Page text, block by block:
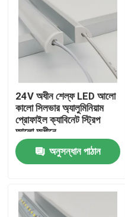
24V অধীন শেল্ফ LED আলো
কালো সিলভার অ্যালুমিনিয়াম
প্রোফাইল ক্যাবিনেট স্ট্রিপ
আলো অধীনে
অনুসন্ধান পাঠান